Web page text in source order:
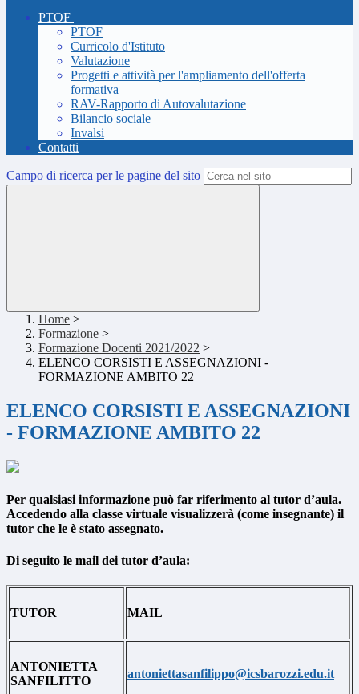
PTOF
PTOF
Curricolo d'Istituto
Valutazione
Progetti e attività per l'ampliamento dell'offerta
formativa
RAV-Rapporto di Autovalutazione
Bilancio sociale
Invalsi
Contatti
Campo di ricerca per le pagine del sito
Home >
Formazione >
Formazione Docenti 2021/2022 >
ELENCO CORSISTI E ASSEGNAZIONI -
FORMAZIONE AMBITO 22
ELENCO CORSISTI E ASSEGNAZIONI
- FORMAZIONE AMBITO 22
Per qualsiasi informazione può far riferimento al tutor d’aula.
Accedendo alla classe virtuale visualizzerà (come insegnante) il
tutor che le è stato assegnato.
Di seguito le mail dei tutor d’aula:
TUTOR MAIL
ANTONIETTA
SANFILITTO
antoniettasanfilippo@icsbarozzi.edu.it